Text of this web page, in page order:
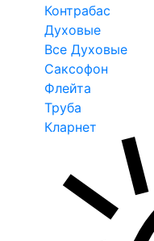
Контрабас
Духовые
Все Духовые
Саксофон
Флейта
Труба
Кларнет